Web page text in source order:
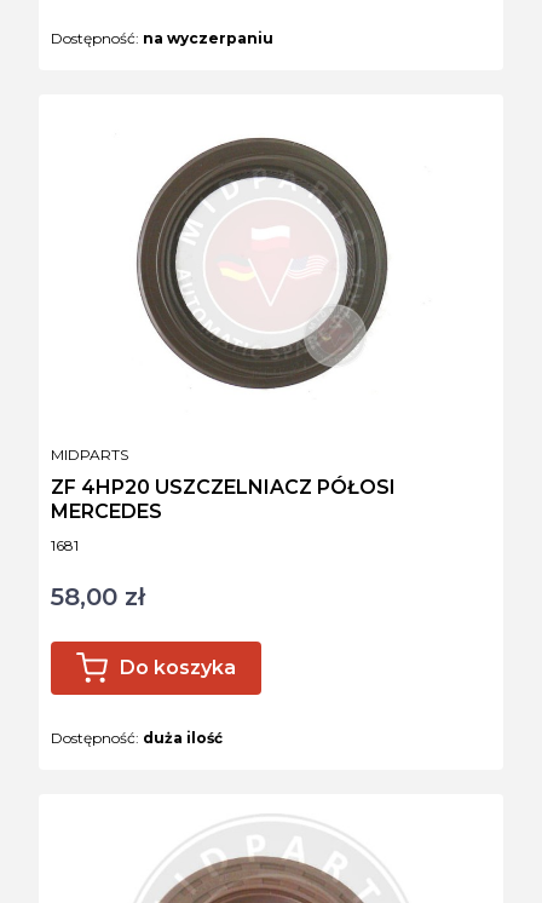
Dostępność: na wyczerpaniu
Kod produktu
1681
ZF 4HP20 USZCZELNIACZ PÓŁOSI
MERCEDES
PRODUCENT
MIDPARTS
Cena
58,00 zł
Do koszyka
Dostępność: duża ilość